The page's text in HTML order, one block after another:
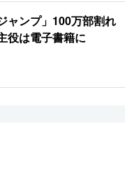
ャンプ」100万部割れ
役は電子書籍に